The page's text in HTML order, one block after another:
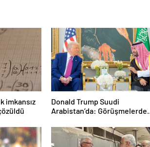
imkansız
Donald Trump Suudi
Arabistan’da: Görüşmelerde